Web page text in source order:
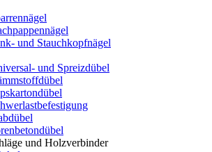
und Stauchkopfnägel
und Spreizdübel
und Holzverbinder